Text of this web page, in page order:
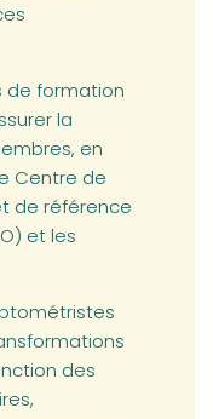
de formation
la
en
Centre de
de référence
et les
des